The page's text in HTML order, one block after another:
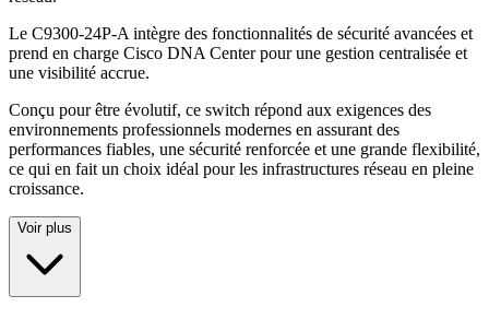
Le C9300-24P-A intègre des fonctionnalités de sécurité avancées et
prend en charge Cisco DNA Center pour une gestion centralisée et
une visibilité accrue.
Conçu pour être évolutif, ce switch répond aux exigences des
environnements professionnels modernes en assurant des
performances fiables, une sécurité renforcée et une grande flexibilité,
ce qui en fait un choix idéal pour les infrastructures réseau en pleine
croissance.
Voir plus